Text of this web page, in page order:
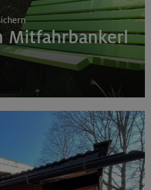
Mitfahrbankerl